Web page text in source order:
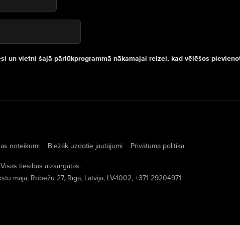
un vietni šajā pārlūkprogrammā nākamajai reizei, kad vēlēšos
noteikumi Biežāk uzdotie jautājumi
Privātuma politika
tiesības aizsargātas.
māja, Robežu 27, Rīga, Latvija, LV-1002, +371 29204971